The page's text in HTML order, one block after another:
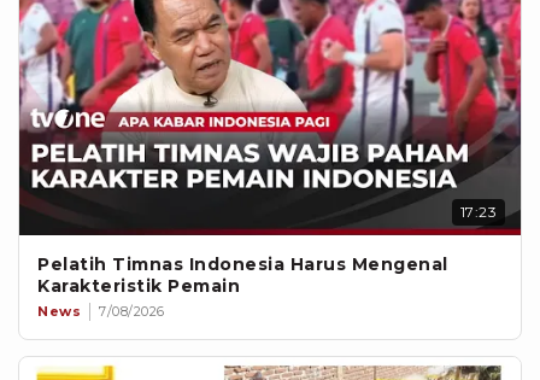
17:23
Pelatih Timnas Indonesia Harus Mengenal
Karakteristik Pemain
News 7/08/2026